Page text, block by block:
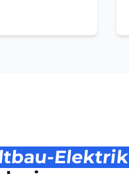
Elektrik